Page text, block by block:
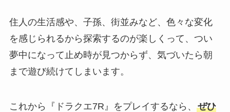
住人の生活感や、子孫、街並みなど、色々な変化
を感じられるから探索するのが楽しくって、つい
夢中になって止め時が見つからず、気づいたら朝
まで遊び続けてしまいます。
これから『ドラクエ7R』をプレイするなら、 ぜひ